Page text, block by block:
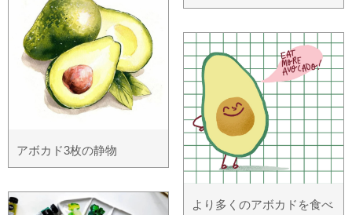
アボカド3枚の静物
より多くのアボカドを食べ